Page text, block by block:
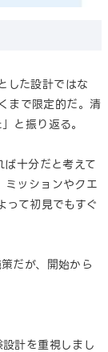
した設計ではな
まで限定的だ。清
と振り返る。
十分だと考えて
ミッションやクエ
って初見でもすぐ
だが、開始から
計を重視しまし